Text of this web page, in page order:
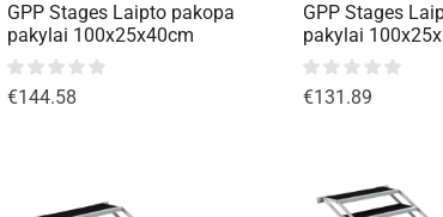
GPP Stages Laipto pakopa
pakylai 100x25x40cm
€144.58
GPP Stages
pakylai
€131.89